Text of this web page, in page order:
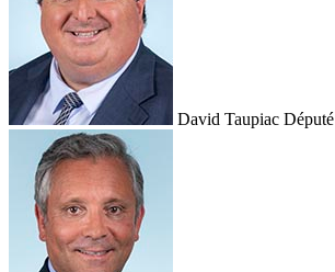
David Taupiac Député